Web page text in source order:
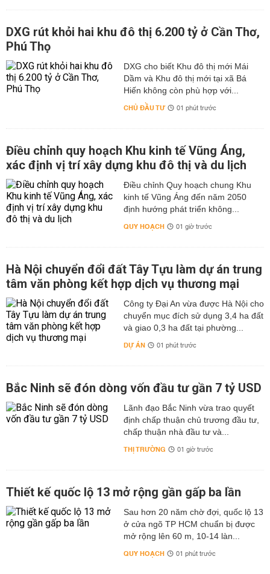
DXG rút khỏi hai khu đô thị 6.200 tỷ ở Cần Thơ,
Phú Thọ
DXG cho biết Khu đô thị mới Mái
Dầm và Khu đô thị mới tại xã Bá
Hiến không còn phù hợp với...
CHỦ ĐẦU TƯ 01 phút trước
Điều chỉnh quy hoạch Khu kinh tế Vũng Áng,
xác định vị trí xây dựng khu đô thị và du lịch
Điều chỉnh Quy hoạch chung Khu
kinh tế Vũng Áng đến năm 2050
định hướng phát triển không...
QUY HOẠCH 01 giờ trước
Hà Nội chuyển đổi đất Tây Tựu làm dự án trung
tâm văn phòng kết hợp dịch vụ thương mại
Công ty Đại An vừa được Hà Nội cho
chuyển mục đích sử dụng 3,4 ha đất
và giao 0,3 ha đất tại phường...
DỰ ÁN 01 phút trước
Bắc Ninh sẽ đón dòng vốn đầu tư gần 7 tỷ USD
Lãnh đạo Bắc Ninh vừa trao quyết
định chấp thuận chủ trương đầu tư,
chấp thuận nhà đầu tư và...
THỊ TRƯỜNG 01 giờ trước
Thiết kế quốc lộ 13 mở rộng gần gấp ba lần
Sau hơn 20 năm chờ đợi, quốc lộ 13
ở cửa ngõ TP HCM chuẩn bị được
mở rộng lên 60 m, 10-14 làn...
QUY HOẠCH 01 phút trước